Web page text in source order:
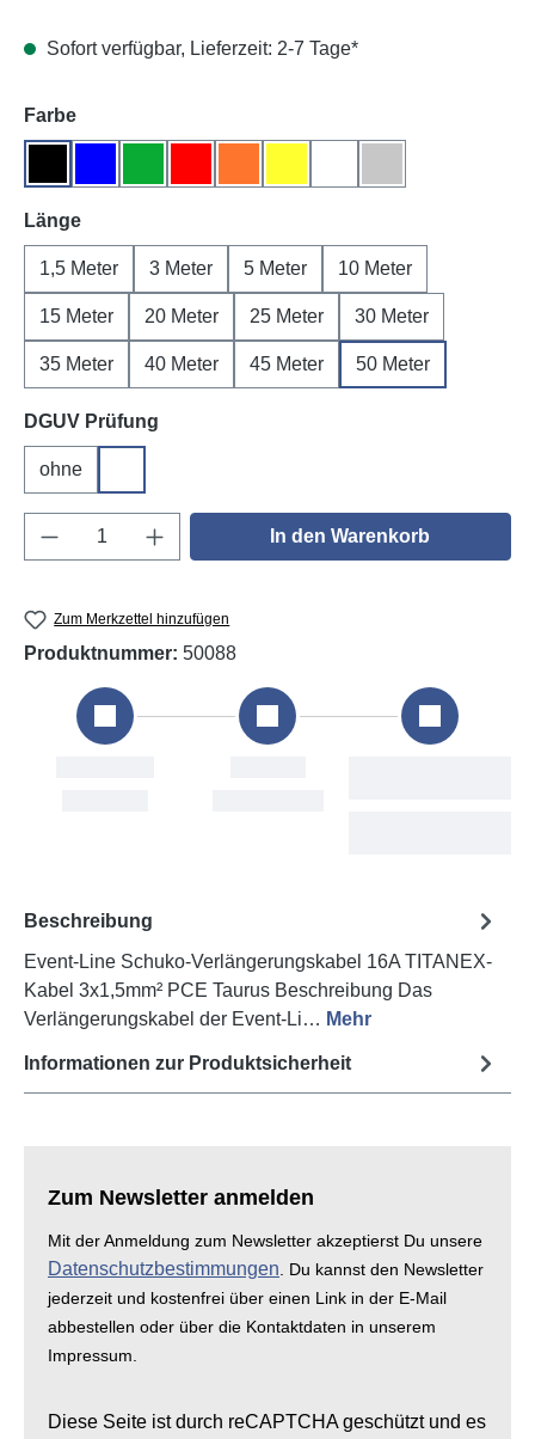
Sofort verfügbar, Lieferzeit: 2-7 Tage*
Farbeauswählen
Längeauswählen
1,5 Meter 3 Meter 5 Meter 10 Meter
15 Meter 20 Meter 25 Meter 30 Meter
35 Meter 40 Meter 45 Meter 50 Meter
DGUV Prüfung
ohne
Produkt Anzahl: Gib den gewünschten
In den Warenkorb
Zum Merkzettel hinzufügen
Produktnummer: 50088
Beschreibung
Event-Line Schuko-Verlängerungskabel 16A TITANEX-
Kabel 3x1,5mm² PCE Taurus Beschreibung Das
Verlängerungskabel der Event-Li… Mehr
Informationen zur Produktsicherheit
Zum Newsletter anmelden
Mit der Anmeldung zum Newsletter akzeptierst Du unsere
Datenschutzbestimmungen . Du kannst den Newsletter
jederzeit und kostenfrei über einen Link in der E-Mail
abbestellen oder über die Kontaktdaten in unserem
Impressum.
Diese Seite ist durch reCAPTCHA geschützt und es